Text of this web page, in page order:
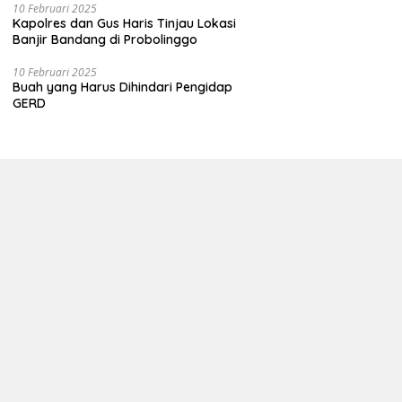
10 Februari 2025
Kapolres dan Gus Haris Tinjau Lokasi
Banjir Bandang di Probolinggo
10 Februari 2025
Buah yang Harus Dihindari Pengidap
GERD